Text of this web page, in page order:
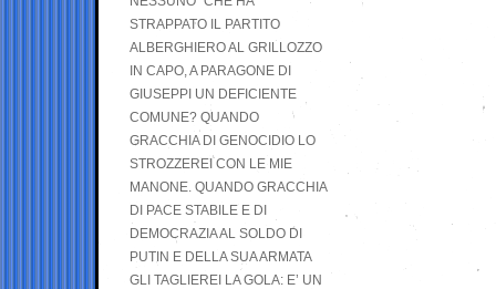
STRAPPATO IL PARTITO
ALBERGHIERO AL GRILLOZZO
IN CAPO, A PARAGONE DI
GIUSEPPI UN DEFICIENTE
COMUNE? QUANDO
GRACCHIA DI GENOCIDIO LO
STROZZEREI CON LE MIE
MANONE. QUANDO GRACCHIA
DI PACE STABILE E DI
DEMOCRAZIA AL SOLDO DI
PUTIN E DELLA SUA ARMATA
GLI TAGLIEREI LA GOLA: E’ UN